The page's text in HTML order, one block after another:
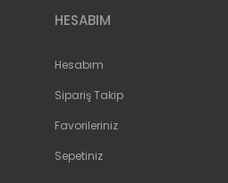
HESABIM
Hesabım
Sipariş Takip
Favorileriniz
Sepetiniz